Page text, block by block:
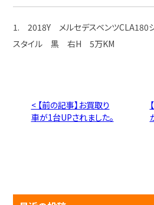
1. 2018Y メルセデスベンツCLA180シ
スタイル 黒 右H 5万KM
< 【前の記事】お買取り
車が1台UPされました。